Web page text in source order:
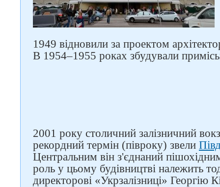
1949 відновили за проектом
В 1954–1955 роках збудували
2001 року столичний залізничний
рекордний термін (півроку) звели
Центральним він з'єднаний
роль у цьому будівництві належить
директорові «Укрзалізниці» Георгію